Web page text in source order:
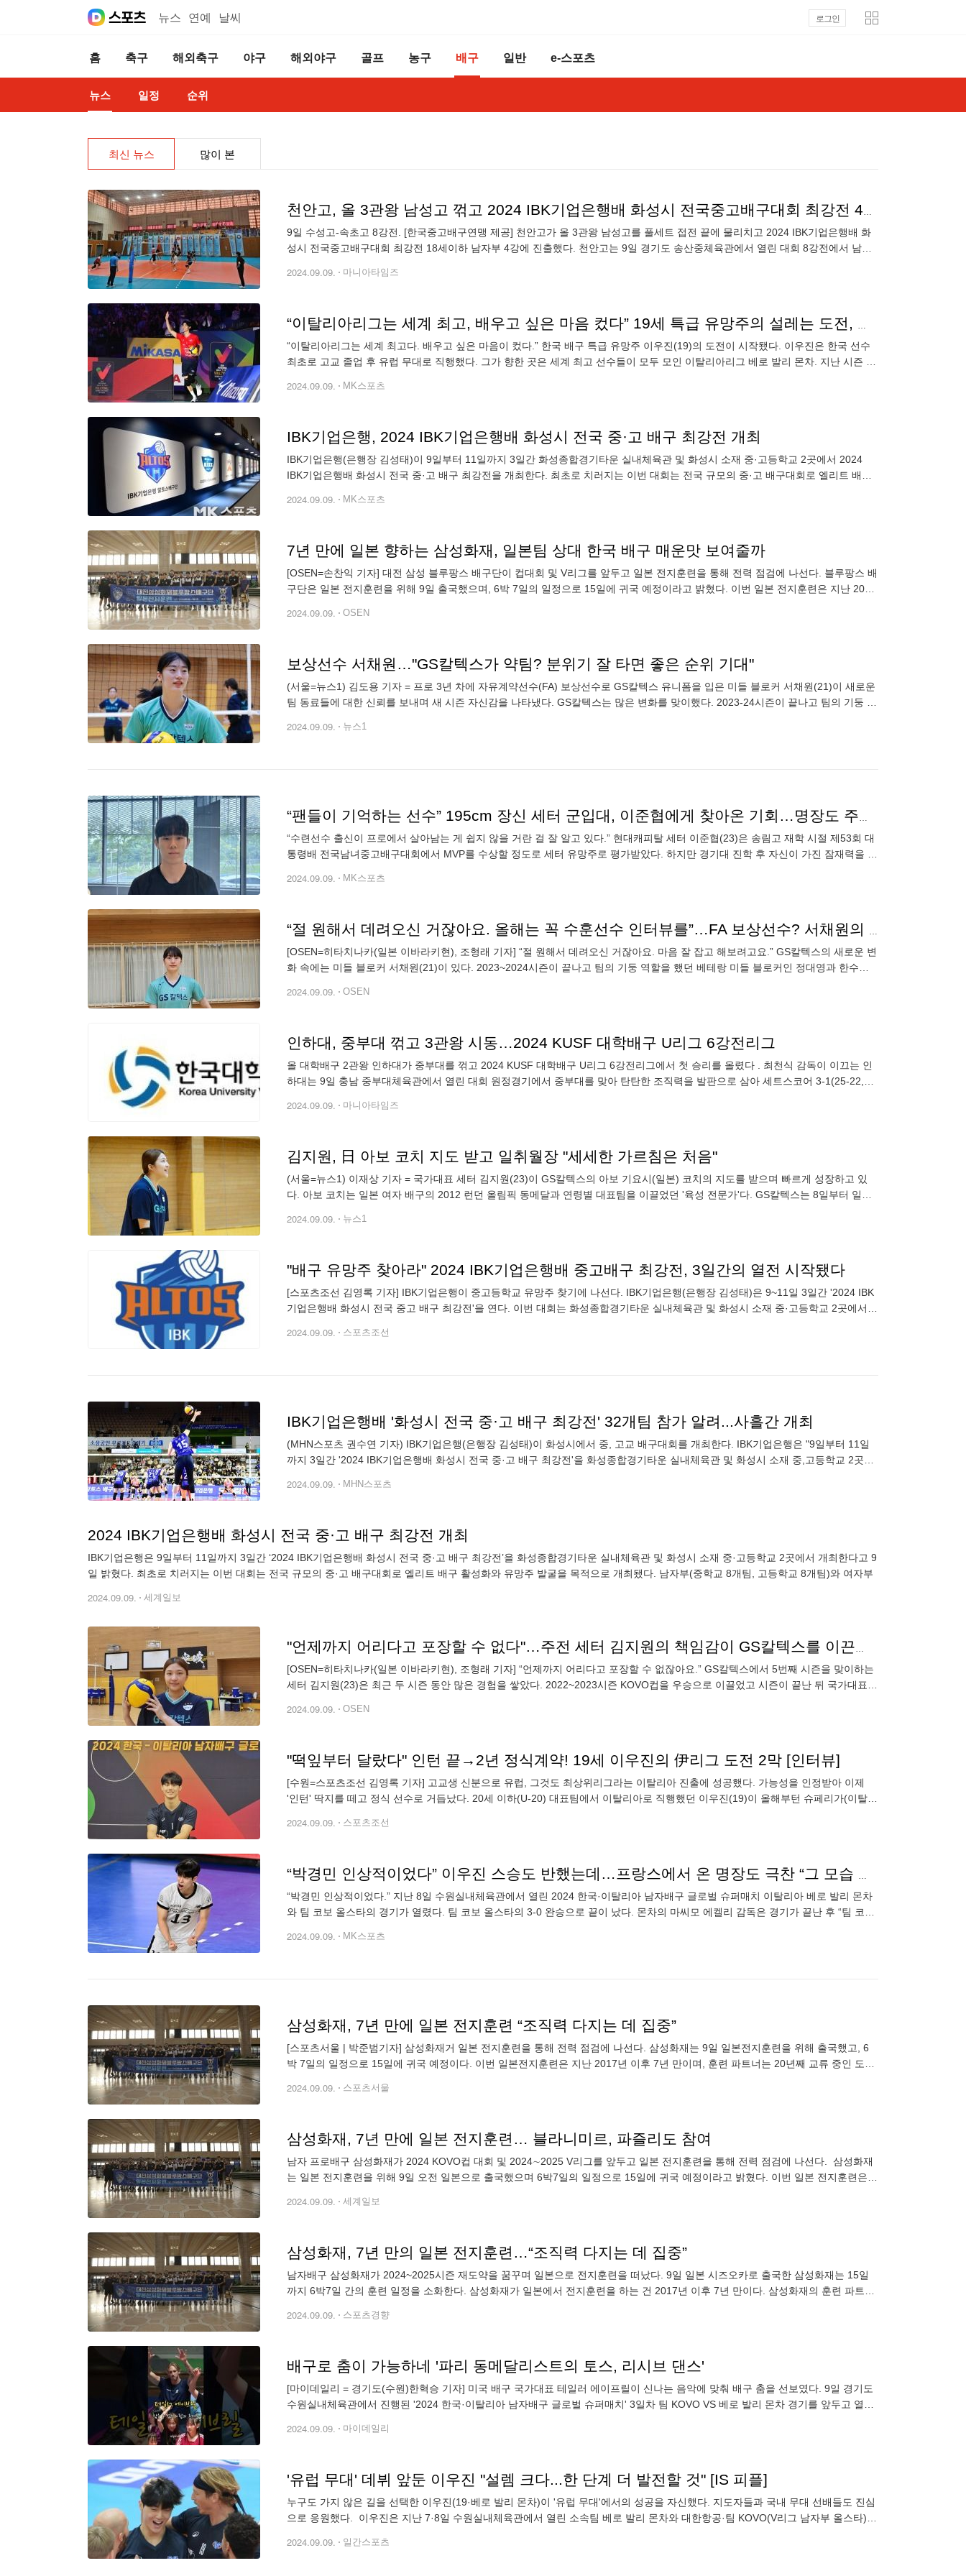
뉴스 연예 날씨 로그인
홈 축구 해외축구 야구 해외야구 골프 농구 배구 일반 e-스포츠
뉴스 일정 순위
최신 뉴스 많이 본
천안고, 올 3관왕 남성고 꺾고 2024 IBK기업은행배 화성시 전국중고배구대회 최강전 4강 진출
9일 수성고-속초고 8강전. [한국중고배구연맹 제공] 천안고가 올 3관왕 남성고를 풀세트 접전 끝에 물리치고 2024 IBK기업은행배 화
성시 전국중고배구대회 최강전 18세이하 남자부 4강에 진출했다. 천안고는 9일 경기도 송산중체육관에서 열린 대회 8강전에서 남성
2024.09.09. 마니아타임즈
“이탈리아리그는 세계 최고, 배우고 싶은 마음 컸다” 19세 특급 유망주의 설레는 도전, 그는 실패를 두려워하지 않는다
“이탈리아리그는 세계 최고다. 배우고 싶은 마음이 컸다.” 한국 배구 특급 유망주 이우진(19)의 도전이 시작됐다. 이우진은 한국 선수
최초로 고교 졸업 후 유럽 무대로 직행했다. 그가 향한 곳은 세계 최고 선수들이 모두 모인 이탈리아리그 베로 발리 몬차. 지난 시즌 인
2024.09.09. MK스포츠
IBK기업은행, 2024 IBK기업은행배 화성시 전국 중·고 배구 최강전 개최
IBK기업은행(은행장 김성태)이 9일부터 11일까지 3일간 화성종합경기타운 실내체육관 및 화성시 소재 중·고등학교 2곳에서 2024
IBK기업은행배 화성시 전국 중·고 배구 최강전을 개최한다. 최초로 치러지는 이번 대회는 전국 규모의 중·고 배구대회로 엘리트 배구
2024.09.09. MK스포츠
7년 만에 일본 향하는 삼성화재, 일본팀 상대 한국 배구 매운맛 보여줄까
[OSEN=손찬익 기자] 대전 삼성 블루팡스 배구단이 컵대회 및 V리그를 앞두고 일본 전지훈련을 통해 전력 점검에 나선다. 블루팡스 배
구단은 일본 전지훈련을 위해 9일 출국했으며, 6박 7일의 일정으로 15일에 귀국 예정이라고 밝혔다. 이번 일본 전지훈련은 지난 2017
2024.09.09. OSEN
보상선수 서채원…"GS칼텍스가 약팀? 분위기 잘 타면 좋은 순위 기대"
(서울=뉴스1) 김도용 기자 = 프로 3년 차에 자유계약선수(FA) 보상선수로 GS칼텍스 유니폼을 입은 미들 블로커 서채원(21)이 새로운
팀 동료들에 대한 신뢰를 보내며 새 시즌 자신감을 나타냈다. GS칼텍스는 많은 변화를 맞이했다. 2023-24시즌이 끝나고 팀의 기둥 역
2024.09.09. 뉴스1
“팬들이 기억하는 선수” 195cm 장신 세터 군입대, 이준협에게 찾아온 기회…명장도 주목, 수련선수 신화 꿈꾼다 [MK천안]
“수련선수 출신이 프로에서 살아남는 게 쉽지 않을 거란 걸 잘 알고 있다.” 현대캐피탈 세터 이준협(23)은 송림고 재학 시절 제53회 대
통령배 전국남녀중고배구대회에서 MVP를 수상할 정도로 세터 유망주로 평가받았다. 하지만 경기대 진학 후 자신이 가진 잠재력을 뽐
2024.09.09. MK스포츠
“절 원해서 데려오신 거잖아요. 올해는 꼭 수훈선수 인터뷰를”…FA 보상선수? 서채원의 시간은 지금부터 [오!쎈 히타치나카]
[OSEN=히타치나카(일본 이바라키현), 조형래 기자] “절 원해서 데려오신 거잖아요. 마음 잘 잡고 해보려고요.” GS칼텍스의 새로운 변
화 속에는 미들 블로커 서채원(21)이 있다. 2023~2024시즌이 끝나고 팀의 기둥 역할을 했던 베테랑 미들 블로커인 정대영과 한수지
2024.09.09. OSEN
인하대, 중부대 꺾고 3관왕 시동…2024 KUSF 대학배구 U리그 6강전리그
올 대학배구 2관왕 인하대가 중부대를 꺾고 2024 KUSF 대학배구 U리그 6강전리그에서 첫 승리를 올렸다 . 최천식 감독이 이끄는 인
하대는 9일 충남 중부대체육관에서 열린 대회 원정경기에서 중부대를 맞아 탄탄한 조직력을 발판으로 삼아 세트스코어 3-1(25-22,
2024.09.09. 마니아타임즈
김지원, 日 아보 코치 지도 받고 일취월장 "세세한 가르침은 처음"
(서울=뉴스1) 이재상 기자 = 국가대표 세터 김지원(23)이 GS칼텍스의 아보 기요시(일본) 코치의 지도를 받으며 빠르게 성장하고 있
다. 아보 코치는 일본 여자 배구의 2012 런던 올림픽 동메달과 연령별 대표팀을 이끌었던 '육성 전문가'다. GS칼텍스는 8일부터 일본
2024.09.09. 뉴스1
"배구 유망주 찾아라" 2024 IBK기업은행배 중고배구 최강전, 3일간의 열전 시작됐다
[스포츠조선 김영록 기자] IBK기업은행이 중고등학교 유망주 찾기에 나선다. IBK기업은행(은행장 김성태)은 9~11일 3일간 '2024 IBK
기업은행배 화성시 전국 중고 배구 최강전'을 연다. 이번 대회는 화성종합경기타운 실내체육관 및 화성시 소재 중·고등학교 2곳에서
2024.09.09. 스포츠조선
IBK기업은행배 '화성시 전국 중·고 배구 최강전' 32개팀 참가 알려...사흘간 개최
(MHN스포츠 권수연 기자) IBK기업은행(은행장 김성태)이 화성시에서 중, 고교 배구대회를 개최한다. IBK기업은행은 "9일부터 11일
까지 3일간 '2024 IBK기업은행배 화성시 전국 중·고 배구 최강전'을 화성종합경기타운 실내체육관 및 화성시 소재 중,고등학교 2곳에
2024.09.09. MHN스포츠
2024 IBK기업은행배 화성시 전국 중·고 배구 최강전 개최
IBK기업은행은 9일부터 11일까지 3일간 ‘2024 IBK기업은행배 화성시 전국 중·고 배구 최강전’을 화성종합경기타운 실내체육관 및 화성시 소재 중·고등학교 2곳에서 개최한다고 9
일 밝혔다. 최초로 치러지는 이번 대회는 전국 규모의 중·고 배구대회로 엘리트 배구 활성화와 유망주 발굴을 목적으로 개최됐다. 남자부(중학교 8개팀, 고등학교 8개팀)와 여자부
2024.09.09. 세계일보
"언제까지 어리다고 포장할 수 없다"…주전 세터 김지원의 책임감이 GS칼텍스를 이끈다 [오!쎈 히타치나카]
[OSEN=히타치나카(일본 이바라키현), 조형래 기자] “언제까지 어리다고 포장할 수 없잖아요.” GS칼텍스에서 5번째 시즌을 맞이하는
세터 김지원(23)은 최근 두 시즌 동안 많은 경험을 쌓았다. 2022~2023시즌 KOVO컵을 우승으로 이끌었고 시즌이 끝난 뒤 국가대표로
2024.09.09. OSEN
"떡잎부터 달랐다" 인턴 끝→2년 정식계약! 19세 이우진의 伊리그 도전 2막 [인터뷰]
[수원=스포츠조선 김영록 기자] 고교생 신분으로 유럽, 그것도 최상위리그라는 이탈리아 진출에 성공했다. 가능성을 인정받아 이제
'인턴' 딱지를 떼고 정식 선수로 거듭났다. 20세 이하(U-20) 대표팀에서 이탈리아로 직행했던 이우진(19)이 올해부턴 슈페리가(이탈리
2024.09.09. 스포츠조선
“박경민 인상적이었다” 이우진 스승도 반했는데…프랑스에서 온 명장도 극찬 “그 모습 그대로 보여주라” [MK천안]
“박경민 인상적이었다.” 지난 8일 수원실내체육관에서 열린 2024 한국·이탈리아 남자배구 글로벌 슈퍼매치 이탈리아 베로 발리 몬차
와 팀 코보 올스타의 경기가 열렸다. 팀 코보 올스타의 3-0 완승으로 끝이 났다. 몬차의 마씨모 에켈리 감독은 경기가 끝난 후 “팀 코보
2024.09.09. MK스포츠
삼성화재, 7년 만에 일본 전지훈련 “조직력 다지는 데 집중”
[스포츠서울 | 박준범기자] 삼성화재거 일본 전지훈련을 통해 전력 점검에 나선다. 삼성화재는 9일 일본전지훈련을 위해 출국했고, 6
박 7일의 일정으로 15일에 귀국 예정이다. 이번 일본전지훈련은 지난 2017년 이후 7년 만이며, 훈련 파트너는 20년째 교류 중인 도레
2024.09.09. 스포츠서울
삼성화재, 7년 만에 일본 전지훈련… 블라니미르, 파즐리도 참여
남자 프로배구 삼성화재가 2024 KOVO컵 대회 및 2024∼2025 V리그를 앞두고 일본 전지훈련을 통해 전력 점검에 나선다. 삼성화재
는 일본 전지훈련을 위해 9일 오전 일본으로 출국했으며 6박7일의 일정으로 15일에 귀국 예정이라고 밝혔다. 이번 일본 전지훈련은
2024.09.09. 세계일보
삼성화재, 7년 만의 일본 전지훈련…“조직력 다지는 데 집중”
남자배구 삼성화재가 2024~2025시즌 재도약을 꿈꾸며 일본으로 전지훈련을 떠났다. 9일 일본 시즈오카로 출국한 삼성화재는 15일
까지 6박7일 간의 훈련 일정을 소화한다. 삼성화재가 일본에서 전지훈련을 하는 건 2017년 이후 7년 만이다. 삼성화재의 훈련 파트너
2024.09.09. 스포츠경향
배구로 춤이 가능하네 '파리 동메달리스트의 토스, 리시브 댄스'
[마이데일리 = 경기도(수원)한혁승 기자] 미국 배구 국가대표 테일러 에이프릴이 신나는 음악에 맞춰 배구 춤을 선보였다. 9일 경기도
수원실내체육관에서 진행된 '2024 한국·이탈리아 남자배구 글로벌 슈퍼매치' 3일차 팀 KOVO VS 베로 발리 몬차 경기를 앞두고 열린
2024.09.09. 마이데일리
'유럽 무대' 데뷔 앞둔 이우진 "설렘 크다...한 단계 더 발전할 것" [IS 피플]
누구도 가지 않은 길을 선택한 이우진(19·베로 발리 몬차)이 '유럽 무대'에서의 성공을 자신했다. 지도자들과 국내 무대 선배들도 진심
으로 응원했다. 이우진은 지난 7·8일 수원실내체육관에서 열린 소속팀 베로 발리 몬차와 대한항공·팀 KOVO(V리그 남자부 올스타)와
2024.09.09. 일간스포츠